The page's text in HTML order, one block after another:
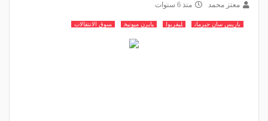
معتز محمد منذ 6 سنوات
باريس سان جيرمان ليفربول بايرن ميونيخ سوق الانتقالات